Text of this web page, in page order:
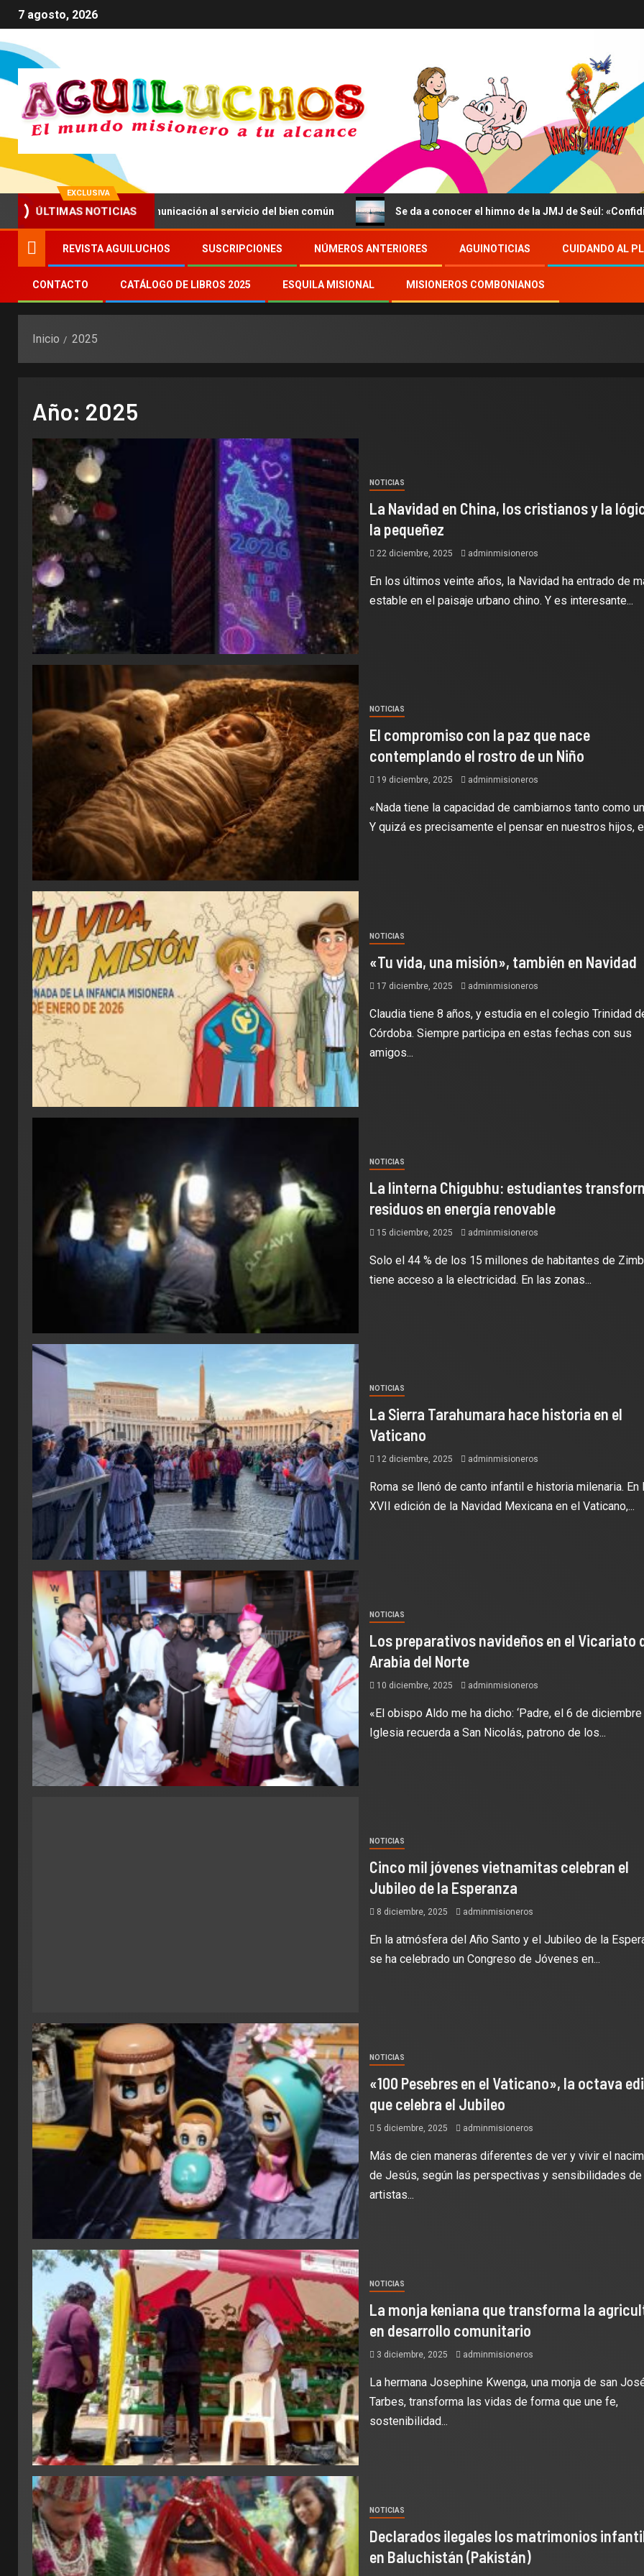
7 agosto, 2026
EXCLUSIVA
ÚLTIMAS NOTICIAS
impulsar una comunicación al servicio del bien común Se da a conocer el himno de la JMJ de Seúl: «Confidite, Ego Vici
REVISTA AGUILUCHOS SUSCRIPCIONES NÚMEROS ANTERIORES AGUINOTICIAS CUIDANDO AL
CONTACTO CATÁLOGO DE LIBROS 2025 ESQUILA MISIONAL MISIONEROS COMBONIANOS
Inicio 2025
Año: 2025
NOTICIAS
La Navidad en China, los cristianos y la
la pequeñez
22 diciembre, 2025 adminmisioneros
En los últimos veinte años, la Navidad ha entrado de
estable en el paisaje urbano chino. Y es interesante...
NOTICIAS
El compromiso con la paz que nace
contemplando el rostro de un Niño
19 diciembre, 2025 adminmisioneros
«Nada tiene la capacidad de cambiarnos tanto como
Y quizá es precisamente el pensar en nuestros hijos,
NOTICIAS
«Tu vida, una misión», también en Navidad
17 diciembre, 2025 adminmisioneros
Claudia tiene 8 años, y estudia en el colegio Trinidad
Córdoba. Siempre participa en estas fechas con sus
amigos...
NOTICIAS
La linterna Chigubhu: estudiantes
residuos en energía renovable
15 diciembre, 2025 adminmisioneros
Solo el 44 % de los 15 millones de habitantes de
tiene acceso a la electricidad. En las zonas...
NOTICIAS
La Sierra Tarahumara hace historia en el
Vaticano
12 diciembre, 2025 adminmisioneros
Roma se llenó de canto infantil e historia milenaria. En
XVII edición de la Navidad Mexicana en el Vaticano,...
NOTICIAS
Los preparativos navideños en el Vicariato
Arabia del Norte
10 diciembre, 2025 adminmisioneros
«El obispo Aldo me ha dicho: ‘Padre, el 6 de diciembre
Iglesia recuerda a San Nicolás, patrono de los...
NOTICIAS
Cinco mil jóvenes vietnamitas celebran el
Jubileo de la Esperanza
8 diciembre, 2025 adminmisioneros
En la atmósfera del Año Santo y el Jubileo de la
se ha celebrado un Congreso de Jóvenes en...
NOTICIAS
«100 Pesebres en el Vaticano», la octava
que celebra el Jubileo
5 diciembre, 2025 adminmisioneros
Más de cien maneras diferentes de ver y vivir el
de Jesús, según las perspectivas y sensibilidades de
artistas...
NOTICIAS
La monja keniana que transforma la
en desarrollo comunitario
3 diciembre, 2025 adminmisioneros
La hermana Josephine Kwenga, una monja de san
Tarbes, transforma las vidas de forma que une fe,
sostenibilidad...
NOTICIAS
Declarados ilegales los matrimonios
en Baluchistán (Pakistán)